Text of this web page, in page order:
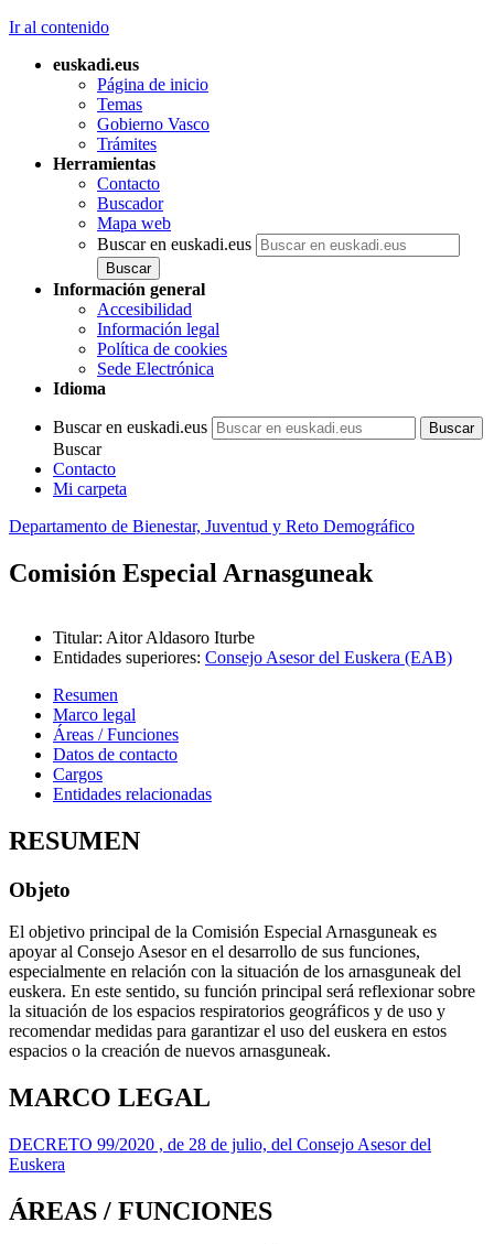
Ir al contenido
euskadi.eus
Página de inicio
Temas
Gobierno Vasco
Trámites
Herramientas
Contacto
Buscador
Mapa web
Buscar en euskadi.eus
Información general
Accesibilidad
Información legal
Política de cookies
Sede Electrónica
Idioma
Buscar en euskadi.eus
Buscar
Contacto
Mi carpeta
Departamento de Bienestar, Juventud y Reto Demográfico
Comisión Especial Arnasguneak
Titular: Aitor Aldasoro Iturbe
Entidades superiores: Consejo Asesor del Euskera (EAB)
Resumen
Marco legal
Áreas / Funciones
Datos de contacto
Cargos
Entidades relacionadas
RESUMEN
Objeto
El objetivo principal de la Comisión Especial Arnasguneak es
apoyar al Consejo Asesor en el desarrollo de sus funciones,
especialmente en relación con la situación de los arnasguneak del
euskera. En este sentido, su función principal será reflexionar sobre
la situación de los espacios respiratorios geográficos y de uso y
recomendar medidas para garantizar el uso del euskera en estos
espacios o la creación de nuevos arnasguneak.
MARCO LEGAL
DECRETO 99/2020 , de 28 de julio, del Consejo Asesor del
Euskera
ÁREAS / FUNCIONES